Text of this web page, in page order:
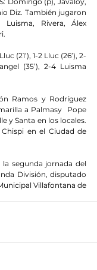
Diz. También jugaron
Luisma, Rivera, Álex
(21’), 1-2 Lluc (26’), 2-
(35’), 2-4 Luisma
Ramos y Rodríguez
a Palmasy  Pope
y Santa en los locales.
en el Ciudad de
segunda jornada del
División, disputado
Villafontana de